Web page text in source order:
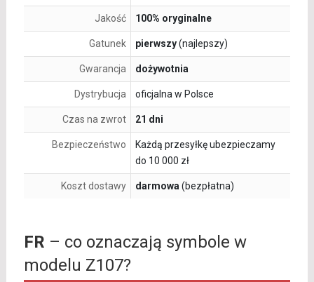
Jakość 100% oryginalne
Gatunek pierwszy(najlepszy)
Gwarancja dożywotnia
Dystrybucja oficjalna w Polsce
Czas na zwrot 21 dni
Bezpieczeństwo
Każdą przesyłkę ubezpieczamy
do 10 000 zł
Koszt dostawy darmowa (bezpłatna)
FR – co oznaczają symbole w
modelu Z107?